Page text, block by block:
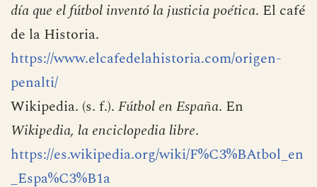
primera-querella-contra-villar/
Muñiz, F. (2025, 17 abril).
día que el fútbol inventó la justicia poética. El café
de la Historia.
https://www.elcafedelahistoria.com/origen-
penalti/
Wikipedia. (s. f.).Fútbol en España. En
Wikipedia, la enciclopedia libre